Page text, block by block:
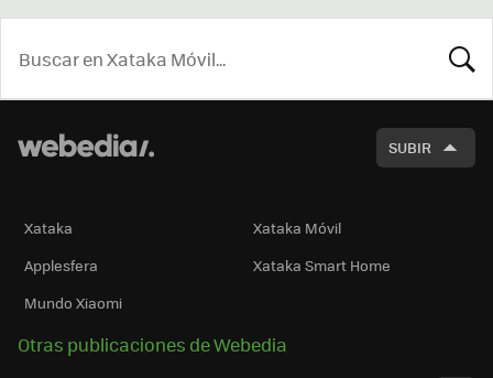
SUBIR
Xataka
Xataka Móvil
Applesfera
Xataka Smart Home
Mundo Xiaomi
Otras publicaciones de Webedia